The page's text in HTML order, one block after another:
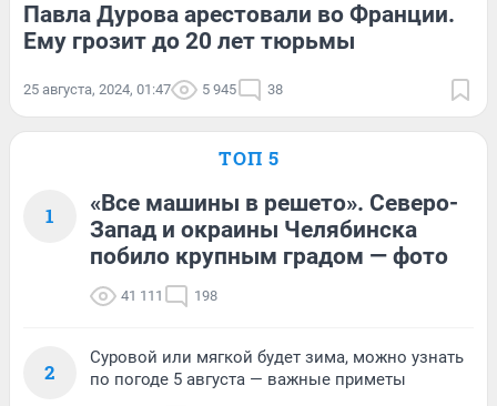
Павла Дурова арестовали во Франции.
Ему грозит до 20 лет тюрьмы
25 августа, 2024, 01:47 5 945 38
ТОП 5
1
«Все машины в решето». Северо-
Запад и окраины Челябинска
побило крупным градом — фото
41 111 198
2
Суровой или мягкой будет зима, можно узнать
по погоде 5 августа — важные приметы